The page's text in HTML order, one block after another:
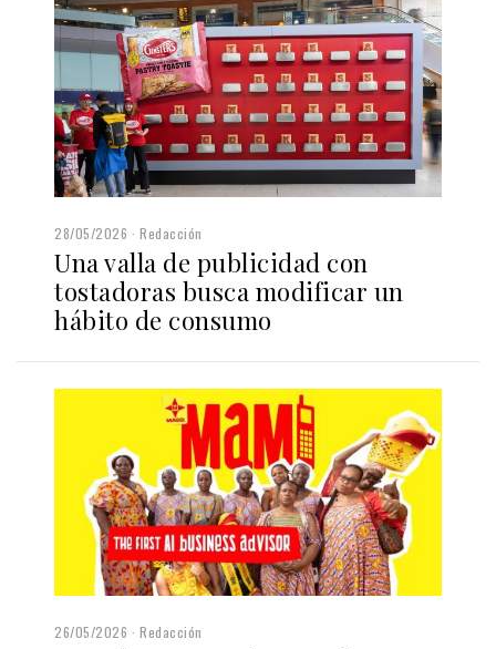
28/05/2026 Redacción
Una valla de publicidad con
tostadoras busca modificar un
hábito de consumo
26/05/2026 Redacción